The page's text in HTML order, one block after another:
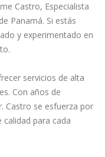
Castro, Especialista
Panamá. Si estás
y experimentado en
servicios de alta
Con años de
Castro se esfuerza por
para cada